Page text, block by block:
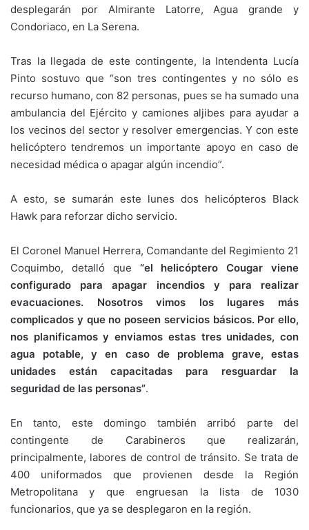
desplegarán por Almirante Latorre, Agua grande y
Condoriaco, en La Serena.
Tras la llegada de este contingente, la Intendenta Lucía
Pinto sostuvo que “son tres contingentes y no sólo es
recurso humano, con 82 personas, pues se ha sumado una
ambulancia del Ejército y camiones aljibes para ayudar a
los vecinos del sector y resolver emergencias. Y con este
helicóptero tendremos un importante apoyo en caso de
necesidad médica o apagar algún incendio”.
A esto, se sumarán este lunes dos helicópteros Black
Hawk para reforzar dicho servicio.
El Coronel Manuel Herrera, Comandante del Regimiento 21
Coquimbo, detalló que “el helicóptero Cougar viene
configurado para apagar incendios y para realizar
evacuaciones. Nosotros vimos los lugares más
complicados y que no poseen servicios básicos. Por ello,
nos planificamos y enviamos estas tres unidades, con
agua potable, y en caso de problema grave, estas
unidades están capacitadas para resguardar la
seguridad de las personas”.
En tanto, este domingo también arribó parte del
contingente de Carabineros que realizarán,
principalmente, labores de control de tránsito. Se trata de
400 uniformados que provienen desde la Región
Metropolitana y que engruesan la lista de 1030
funcionarios, que ya se desplegaron en la región.